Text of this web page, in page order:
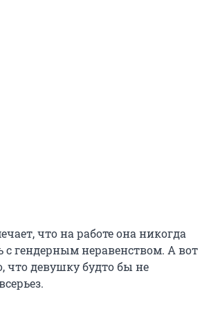
что на работе она никогда
с гендерным неравенством. А вот
что девушку будто бы не